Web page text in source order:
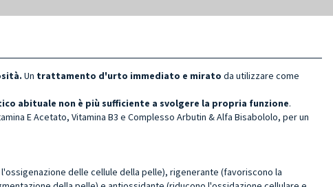
. Un trattamento d'urto immediato e mirato da utilizzare come
abituale non è più sufficiente a svolgere la propria funzione.
E Acetato, Vitamina B3 e Complesso Arbutin & Alfa Bisabololo, per un
delle cellule della pelle), rigenerante (favoriscono la